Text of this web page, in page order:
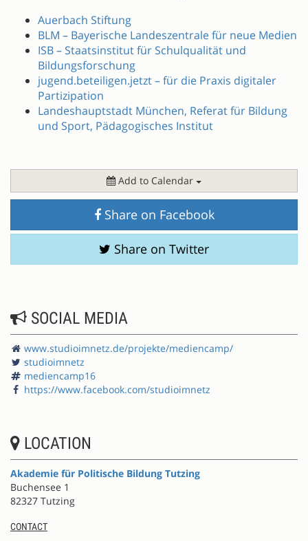
Auerbach Stiftung
BLM – Bayerische Landeszentrale für neue Medien
ISB – Staatsinstitut für Schulqualität und
Bildungsforschung
jugend.beteiligen.jetzt – für die Praxis digitaler
Partizipation
Landeshauptstadt München, Referat für Bildung
und Sport, Pädagogisches Institut
Add to Calendar
Share on Facebook
Share on Twitter
SOCIAL MEDIA
www.studioimnetz.de/projekte/mediencamp/
studioimnetz
mediencamp16
https://www.facebook.com/studioimnetz
LOCATION
Akademie für Politische Bildung Tutzing
Buchensee 1
82327 Tutzing
CONTACT